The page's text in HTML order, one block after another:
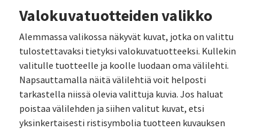
Valokuvatuotteiden valikko
Alemmassa valikossa näkyvät kuvat, jotka on valittu
tulostettavaksi tietyksi valokuvatuotteeksi. Kullekin
valitulle tuotteelle ja koolle luodaan oma välilehti.
Napsauttamalla näitä välilehtiä voit helposti
tarkastella niissä olevia valittuja kuvia. Jos haluat
poistaa välilehden ja siihen valitut kuvat, etsi
yksinkertaisesti ristisymbolia tuotteen kuvauksen